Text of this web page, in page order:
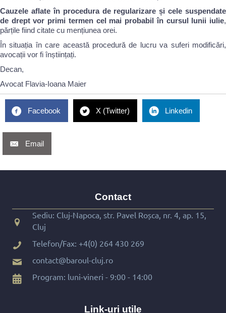
Cauzele aflate în procedura de regularizare și cele suspendate
de drept vor primi termen cel mai probabil în cursul lunii iulie,
părțile fiind citate cu mențiunea orei.
În situația în care această procedură de lucru va suferi modificări,
avocații vor fi înștiințați.
Decan,
Avocat Flavia-Ioana Maier
Facebook X (Twitter) Linkedin
Email
Contact
Sediu: Cluj-Napoca, str. Pavel Roșca, nr. 4, ap. 15,
Cluj
Telefon/Fax: +4(0) 264 430 269
contact@baroul-cluj.ro
Program: luni-vineri - 9:00 - 14:00
Link-uri utile